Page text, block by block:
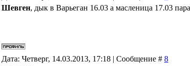
Шевген, дык в Варьеган 16.03 а масленица 17.03
Дата: Четверг, 14.03.2013, 17:18 | Сообщение # 8